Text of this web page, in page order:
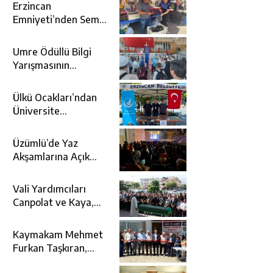
Erzincan
Emniyeti’nden Semt
Bilgilendirme
Faaliyeti
Umre Ödüllü Bilgi
Yarışmasının
Topraklara
Uğurlandı
Ülkü Ocakları’ndan
Üniversite
Desteği
Üzümlü’de Yaz
Akşamlarına Açık
Kattı
Vali Yardımcıları
Canpolat ve Kaya,
Cenaze Törenine
Katıldı
Kaymakam Mehmet
Furkan Taşkıran,